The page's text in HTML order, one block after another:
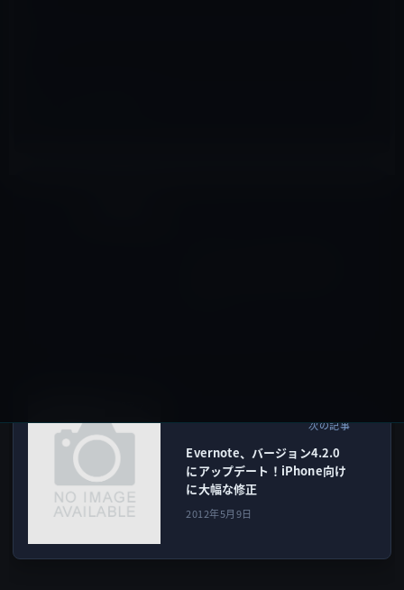
次の記事
Evernote、バージョン4.2.0
にアップデート！iPhone向け
に大幅な修正
2012年5月9日